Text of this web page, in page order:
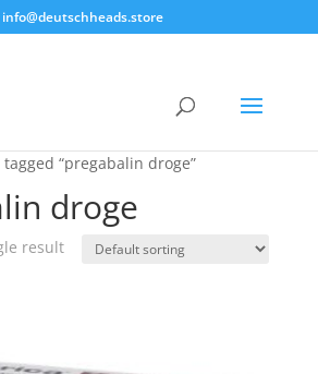
info@deutschheads.store
“pregabalin droge”
droge
result